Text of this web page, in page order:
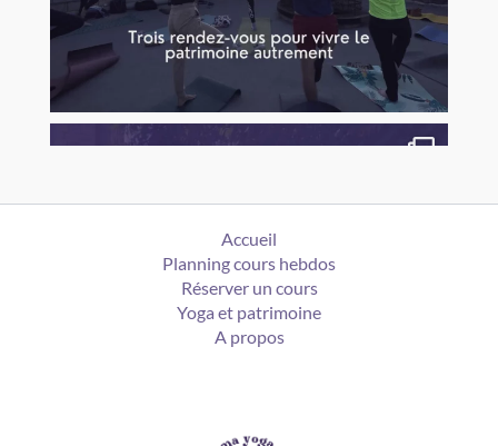
Accueil
Planning cours hebdos
Réserver un cours
Yoga et patrimoine
A propos